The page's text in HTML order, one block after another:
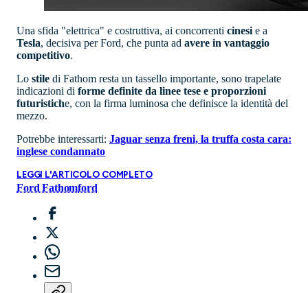
Una sfida "elettrica" e costruttiva, ai concorrenti cinesi e a
Tesla, decisiva per Ford, che punta ad avere in vantaggio
competitivo.
Lo stile di Fathom resta un tassello importante, sono trapelate
indicazioni di forme definite da linee tese e proporzioni
futuristiche, con la firma luminosa che definisce la identità del
mezzo.
Potrebbe interessarti: Jaguar senza freni, la truffa costa cara:
inglese condannato
LEGGI L'ARTICOLO COMPLETO
Ford Fathomford